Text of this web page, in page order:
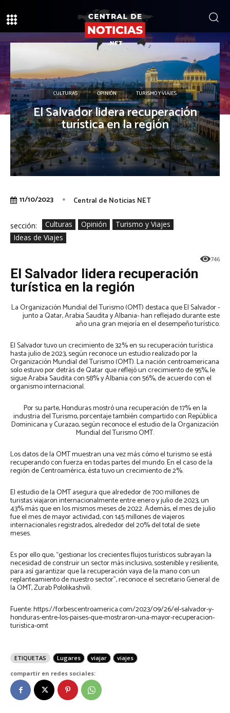
CULTURAS OPINIÓN TURISMO Y VIAJES
El Salvador lidera recuperación
turística en la región
11/10/2023 Central de Noticias NET
sección: Culturas Opinión
Turismo y Viajes
Ideas de Viajes
746
El Salvador lidera recuperación
turística en la región
La Organización Mundial del Turismo (OMT) destaca que El Salvador -
junto a Qatar, Arabia Saudita y Albania- han reflejado durante este
año una gran mejoría en el desempeño turístico.
El Salvador tuvo un crecimiento de 32% en su recuperación turística
hasta julio de 2023, según reconoce un estudio realizado por la
Organización Mundial del Turismo (OMT). La nación centroamericana
solo estuvo por detrás de Qatar que reflejó un crecimiento de 95%, le
sigue Arabia Saudita con 58% y Albania con 56%, de acuerdo con el
organismo internacional.
Por su parte, Honduras mostró una recuperación de 17% en la
industria del Turismo, porcentaje también compartido con República
Dominicana y Curazao, según reconoce el estudio de la Organización
Mundial del Turismo OMT.
Los datos de la OMT muestran una vez más cómo el turismo se está
recuperando con fuerza en todas partes del mundo. En el caso de la
región de Centroamérica, ésta tuvo un crecimiento de 2%.
El estudio de la OMT asegura que alrededor de 700 millones de
turistas viajaron internacionalmente entre enero y julio de 2023, un
43% más que en los mismos meses de 2022. Además, el mes de julio
fue el mes de mayor actividad, con 145 millones de viajeros
internacionales registrados, alrededor del 20% del total de siete
meses.
Es por ello que, “gestionar los crecientes flujos turísticos subrayan la
necesidad de construir un sector más inclusivo, sostenible y resiliente,
para así garantizar que la recuperación vaya de la mano con un
replanteamiento de nuestro sector”, reconoce el secretario General de
la OMT, Zurab Pololikashvili.
Fuente: https://forbescentroamerica.com/2023/09/26/el-salvador-y-
honduras-entre-los-paises-que-mostraron-una-mayor-recuperacion-
turistica-omt
ETIQUETAS Lugares viajar
viajes
compartir en redes sociales: